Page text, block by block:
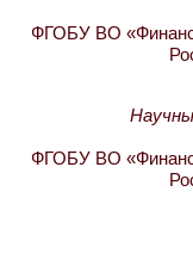
ФГОБУ ВО
ФГОБУ ВО